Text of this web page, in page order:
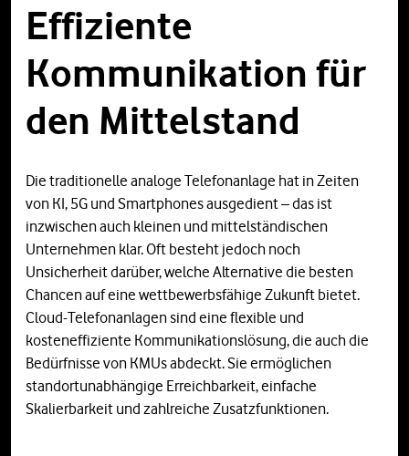
Effiziente
Kommunikation für
den Mittelstand
Die traditionelle analoge Telefonanlage hat in Zeiten
von KI, 5G und Smartphones ausgedient – das ist
inzwischen auch kleinen und mittelständischen
Unternehmen klar. Oft besteht jedoch noch
Unsicherheit darüber, welche Alternative die besten
Chancen auf eine wettbewerbsfähige Zukunft bietet.
Cloud-Telefonanlagen sind eine flexible und
kosteneffiziente Kommunikationslösung, die auch die
Bedürfnisse von KMUs abdeckt. Sie ermöglichen
standortunabhängige Erreichbarkeit, einfache
Skalierbarkeit und zahlreiche Zusatzfunktionen.